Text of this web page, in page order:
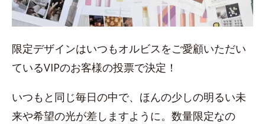
限定デザインはいつもオルビスをご愛顧いただい
ているVIPのお客様の投票で決定！
いつもと同じ毎日の中で、ほんの少しの明るい未
来や希望の光が差しますように。数量限定なの